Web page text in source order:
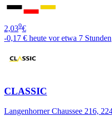
2,039€
-0,17 € heute vor etwa 7 Stunden
CLASSIC
Langenhorner Chaussee 216,